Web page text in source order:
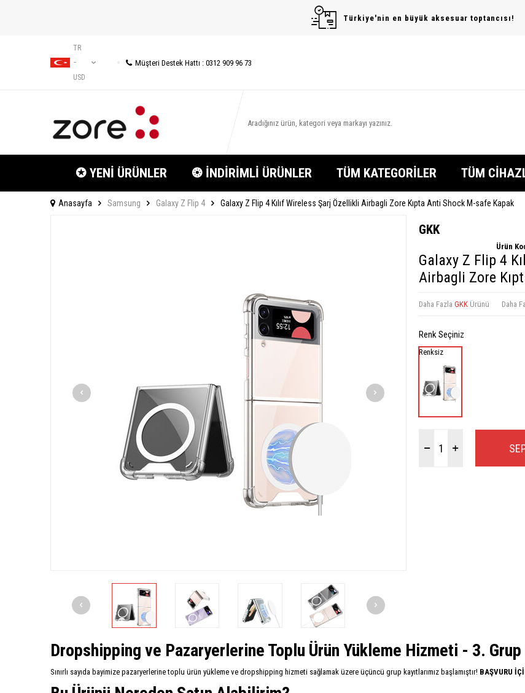
Türkiye'nin en büyük aksesuar toptancısı!
TR
−
USD
Müşteri Destek Hattı : 0312 909 96 73
✪ YENİ ÜRÜNLER ❂ İNDİRİMLİ ÜRÜNLER TÜM KATEGORİLER TÜM
Anasayfa Samsung Galaxy Z Flip 4 Galaxy Z Flip 4 Kılıf Wireless Şarj Özellikli Airbagli Zore Kıpta Anti Shock M-safe Kapak
GKK
Ürün
Galaxy Z Flip 4
Airbagli Zore
Daha Fazla GKK Ürünü Daha
Renk Seçiniz
Renksiz
Dropshipping ve Pazaryerlerine Toplu Ürün Yükleme Hizmeti - 3. Grup
Sınırlı sayıda bayimize pazaryerlerine toplu ürün yükleme ve dropshipping hizmeti sağlamak üzere üçüncü grup kayıtlarımız başlamıştır! BAŞVURU